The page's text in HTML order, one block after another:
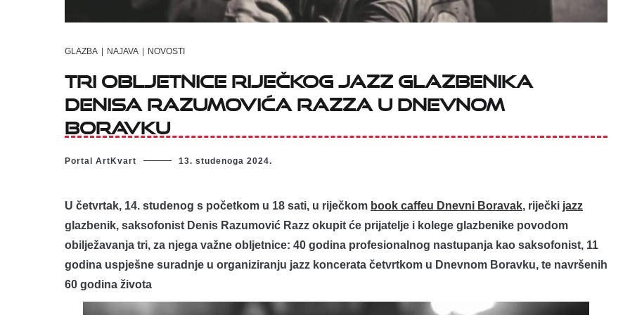
GLAZBA NAJAVA NOVOSTI
Tri obljetnice riječkog jazz glazbenika
Denisa Razumovića Razza u Dnevnom
Boravku
Portal ArtKvart 13. studenoga 2024.
U četvrtak, 14. studenog s početkom u 18 sati, u riječkom book caffeu Dnevni Boravak, riječki jazz
glazbenik, saksofonist Denis Razumović Razz okupit će prijatelje i kolege glazbenike povodom
obilježavanja tri, za njega važne obljetnice: 40 godina profesionalnog nastupanja kao saksofonist, 11
godina uspješne suradnje u organiziranju jazz koncerata četvrtkom u Dnevnom Boravku, te navršenih
60 godina života